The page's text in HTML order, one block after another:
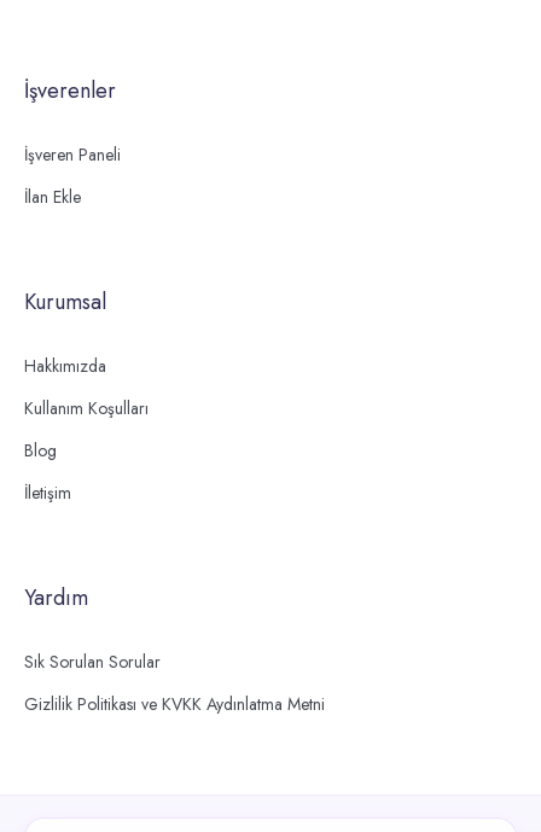
İşverenler
İşveren Paneli
İlan Ekle
Kurumsal
Hakkımızda
Kullanım Koşulları
Blog
İletişim
Yardım
Sık Sorulan Sorular
Gizlilik Politikası ve KVKK Aydınlatma Metni